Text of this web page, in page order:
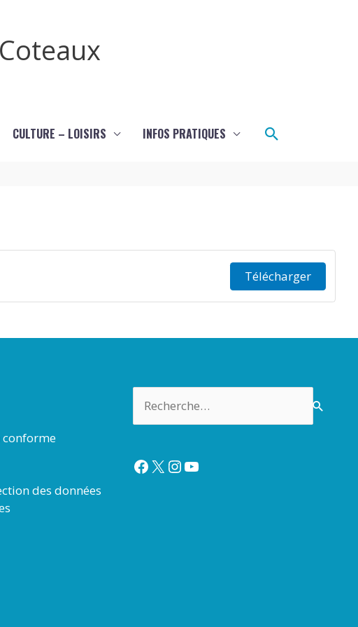
CULTURE – LOISIRS INFOS PRATIQUES Rechercher
Télécharger
conforme
des données
Facebook
X Instagram
YouTube